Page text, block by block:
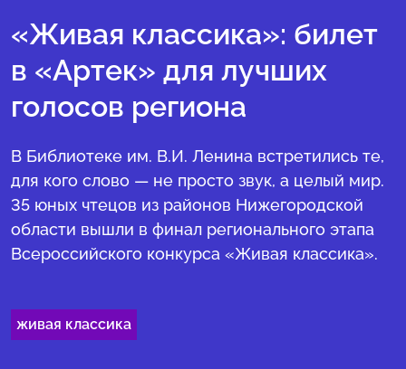
«Живая классика»: билет
в «Артек» для лучших
голосов региона
В Библиотеке им. В.И. Ленина встретились те,
для кого слово — не просто звук, а целый мир.
35 юных чтецов из районов Нижегородской
области вышли в финал регионального этапа
Всероссийского конкурса «Живая классика».
живая классика